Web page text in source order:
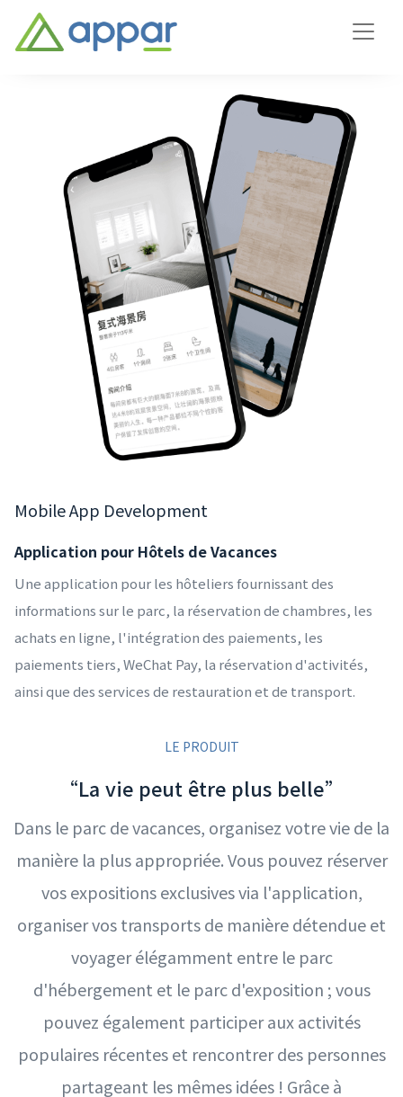
Mobile App Development
Application pour Hôtels de Vacances
Une application pour les hôteliers fournissant des
informations sur le parc, la réservation de chambres, les
achats en ligne, l'intégration des paiements, les
paiements tiers, WeChat Pay, la réservation d'activités,
ainsi que des services de restauration et de transport.
LE PRODUIT
“La vie peut être plus belle”
Dans le parc de vacances, organisez votre vie de la
manière la plus appropriée. Vous pouvez réserver
vos expositions exclusives via l'application,
organiser vos transports de manière détendue et
voyager élégamment entre le parc
d'hébergement et le parc d'exposition ; vous
pouvez également participer aux activités
populaires récentes et rencontrer des personnes
partageant les mêmes idées ! Grâce à